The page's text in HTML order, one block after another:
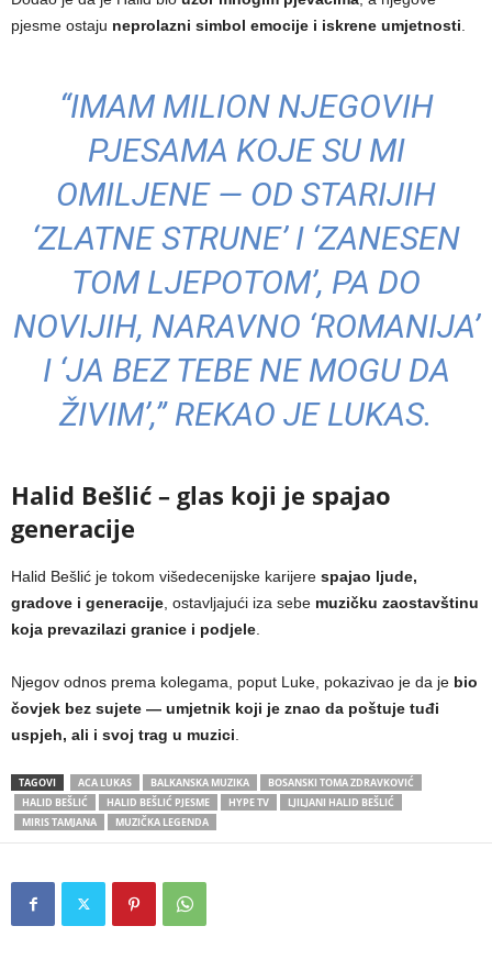
pjesme ostaju neprolazni simbol emocije i iskrene umjetnosti
“IMAM MILION NJEGOVIH
PJESAMA KOJE SU MI
OMILJENE — OD STARIJIH
‘ZLATNE STRUNE’ I ‘ZANESEN
TOM LJEPOTOM’, PA DO
NOVIJIH, NARAVNO ‘ROMANIJA’
I ‘JA BEZ TEBE NE MOGU DA
ŽIVIM’,” REKAO JE LUKAS.
Halid Bešlić – glas koji je spajao
generacije
Halid Bešlić je tokom višedecenijske karijere spajao ljude,
gradove i generacije , ostavljajući iza sebe muzičku zaostavštinu
koja prevazilazi granice i podjele
Njegov odnos prema kolegama, poput Luke, pokazivao je da je bio
čovjek bez sujete — umjetnik koji je znao da poštuje tuđi
uspjeh, ali i svoj trag u muzici
TAGOVI ACA LUKAS BALKANSKA MUZIKA
BOSANSKI TOMA ZDRAVKOVIĆ
HALID BEŠLIĆ
HALID BEŠLIĆ PJESME HYPE TV
LJILJANI HALID BEŠLIĆ
MIRIS TAMJANA
MUZIČKA LEGENDA